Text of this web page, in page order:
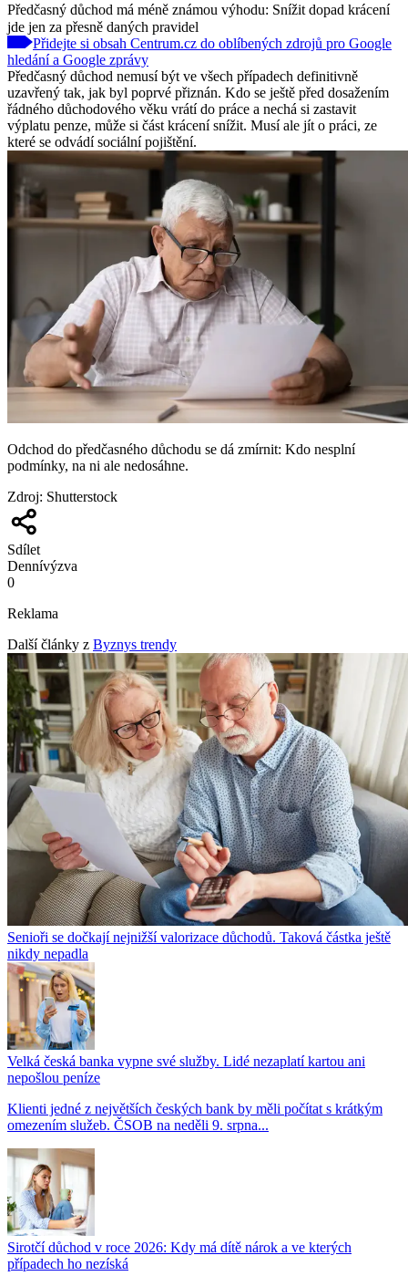
Předčasný důchod má méně známou výhodu: Snížit dopad krácení
jde jen za přesně daných pravidel
Přidejte si obsah Centrum.cz do oblíbených zdrojů pro Google
hledání a Google zprávy
Předčasný důchod nemusí být ve všech případech definitivně
uzavřený tak, jak byl poprvé přiznán. Kdo se ještě před dosažením
řádného důchodového věku vrátí do práce a nechá si zastavit
výplatu penze, může si část krácení snížit. Musí ale jít o práci, ze
které se odvádí sociální pojištění.
Odchod do předčasného důchodu se dá zmírnit: Kdo nesplní
podmínky, na ni ale nedosáhne.
Zdroj: Shutterstock
Sdílet
Dennívýzva
0
Reklama
Další články z Byznys trendy
Senioři se dočkají nejnižší valorizace důchodů. Taková částka ještě
nikdy nepadla
Velká česká banka vypne své služby. Lidé nezaplatí kartou ani
nepošlou peníze
Klienti jedné z největších českých bank by měli počítat s krátkým
omezením služeb. ČSOB na neděli 9. srpna...
Sirotčí důchod v roce 2026: Kdy má dítě nárok a ve kterých
případech ho nezíská